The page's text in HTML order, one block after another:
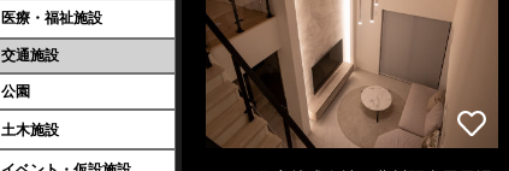
医療・福祉施設
交通施設
公園
土木施設